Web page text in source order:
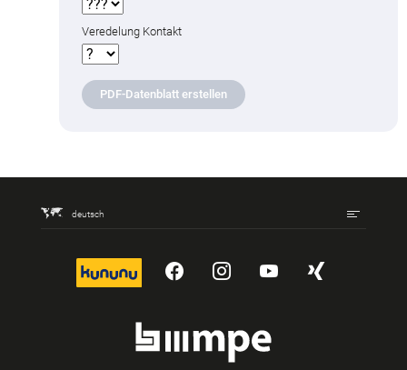
Veredelung Kontakt
PDF-Datenblatt erstellen
deutsch
kununu YouTubeInstagram
YouTubeXing